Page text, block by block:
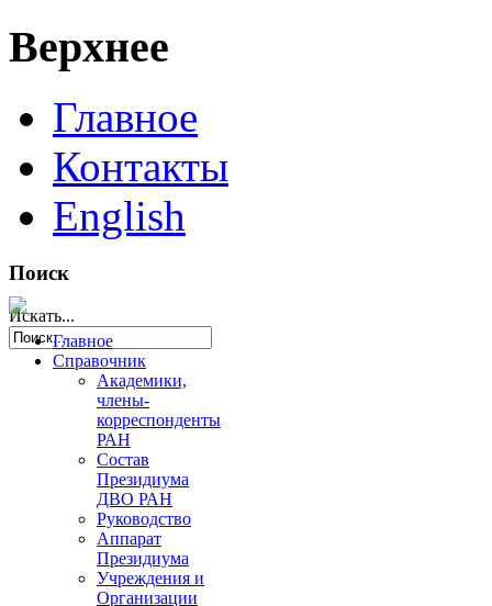
Верхнее
Главное
Контакты
English
Поиск
Искать...
Главное
Справочник
Академики,
члены-
корреспонденты
РАН
Состав
Президиума
ДВО РАН
Руководство
Аппарат
Президиума
Учреждения и
Организации